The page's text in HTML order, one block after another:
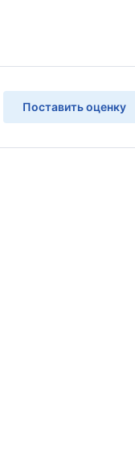
Поставить оценку